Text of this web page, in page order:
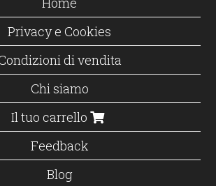
Privacy e Cookies
di vendita
Chi siamo
Il tuo carrello
Feedback
Blog